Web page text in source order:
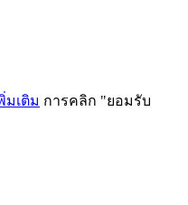
มเติม การคลิก "ยอมรับ